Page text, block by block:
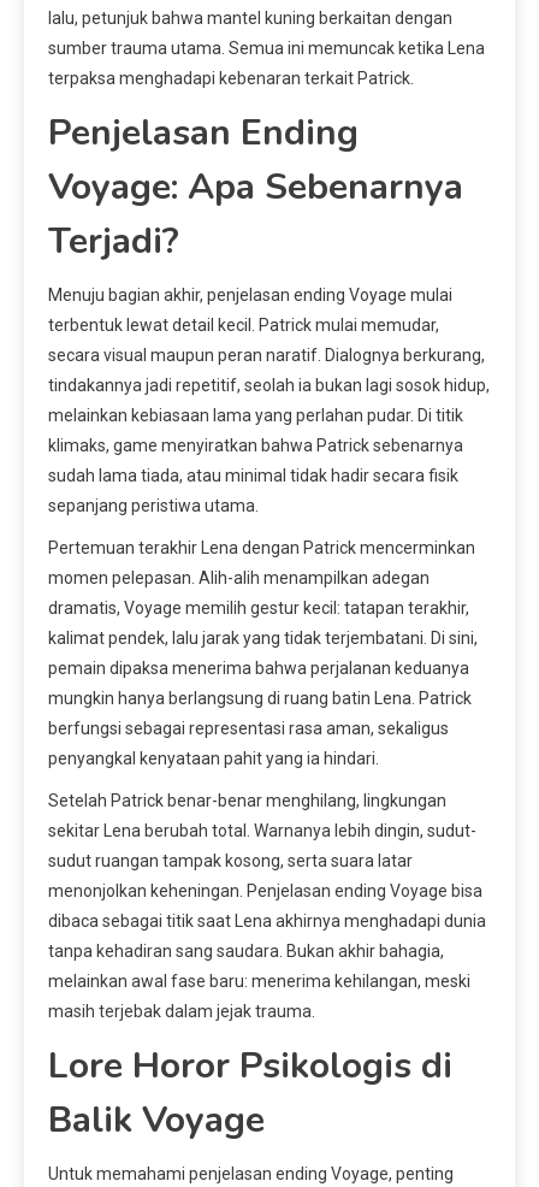
lalu, petunjuk bahwa mantel kuning berkaitan dengan
sumber trauma utama. Semua ini memuncak ketika Lena
terpaksa menghadapi kebenaran terkait Patrick.
Penjelasan Ending
Voyage: Apa Sebenarnya
Terjadi?
Menuju bagian akhir, penjelasan ending Voyage mulai
terbentuk lewat detail kecil. Patrick mulai memudar,
secara visual maupun peran naratif. Dialognya berkurang,
tindakannya jadi repetitif, seolah ia bukan lagi sosok hidup,
melainkan kebiasaan lama yang perlahan pudar. Di titik
klimaks, game menyiratkan bahwa Patrick sebenarnya
sudah lama tiada, atau minimal tidak hadir secara fisik
sepanjang peristiwa utama.
Pertemuan terakhir Lena dengan Patrick mencerminkan
momen pelepasan. Alih-alih menampilkan adegan
dramatis, Voyage memilih gestur kecil: tatapan terakhir,
kalimat pendek, lalu jarak yang tidak terjembatani. Di sini,
pemain dipaksa menerima bahwa perjalanan keduanya
mungkin hanya berlangsung di ruang batin Lena. Patrick
berfungsi sebagai representasi rasa aman, sekaligus
penyangkal kenyataan pahit yang ia hindari.
Setelah Patrick benar-benar menghilang, lingkungan
sekitar Lena berubah total. Warnanya lebih dingin, sudut-
sudut ruangan tampak kosong, serta suara latar
menonjolkan keheningan. Penjelasan ending Voyage bisa
dibaca sebagai titik saat Lena akhirnya menghadapi dunia
tanpa kehadiran sang saudara. Bukan akhir bahagia,
melainkan awal fase baru: menerima kehilangan, meski
masih terjebak dalam jejak trauma.
Lore Horor Psikologis di
Balik Voyage
Untuk memahami penjelasan ending Voyage, penting